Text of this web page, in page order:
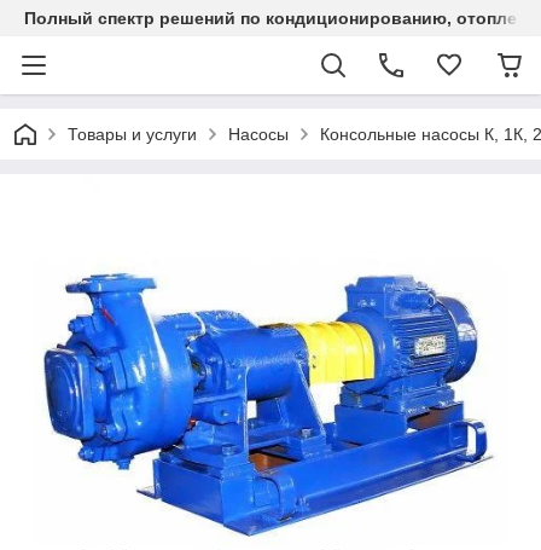
Полный спектр решений по кондиционированию,
Товары и услуги Насосы Консольные насосы К, 1К,